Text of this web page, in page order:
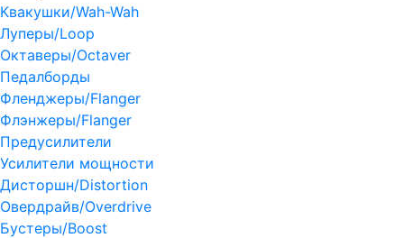
Квакушки/Wah-Wah
Луперы/Loop
Октаверы/Octaver
Педалборды
Фленджеры/Flanger
Флэнжеры/Flanger
Предусилители
Усилители мощности
Дисторшн/Distortion
Овердрайв/Overdrive
Бустеры/Boost